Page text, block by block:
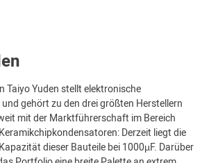
Taiyo Yuden stellt elektronische
gehört zu den drei größten Herstellern
mit der Marktführerschaft im Bereich
Derzeit liegt die
dieser Bauteile bei 1000µF. Darüber